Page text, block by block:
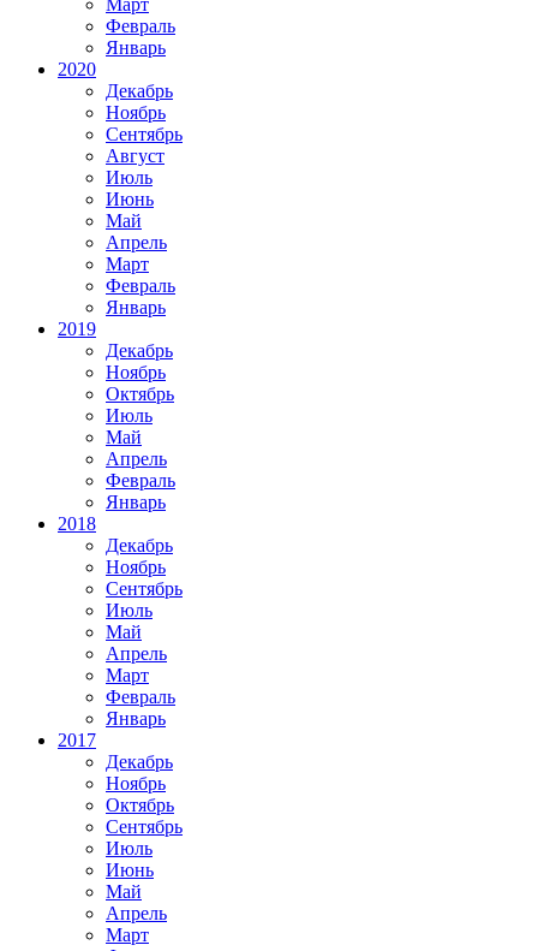
Март
Февраль
Январь
2020
Декабрь
Ноябрь
Сентябрь
Август
Июль
Июнь
Май
Апрель
Март
Февраль
Январь
2019
Декабрь
Ноябрь
Октябрь
Июль
Май
Апрель
Февраль
Январь
2018
Декабрь
Ноябрь
Сентябрь
Июль
Май
Апрель
Март
Февраль
Январь
2017
Декабрь
Ноябрь
Октябрь
Сентябрь
Июль
Июнь
Май
Апрель
Март